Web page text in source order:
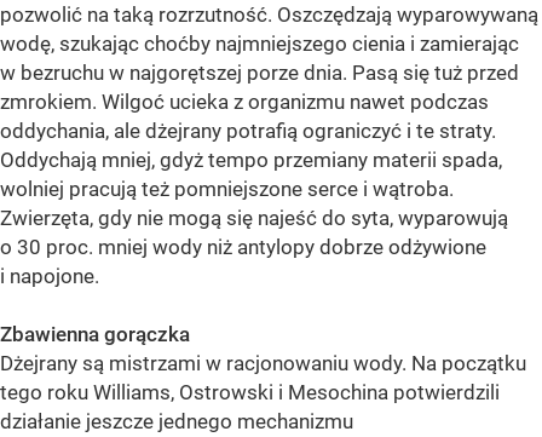
pozwolić na taką rozrzutność. Oszczędzają wyparowywaną
wodę, szukając choćby najmniejszego cienia i zamierając
w bezruchu w najgorętszej porze dnia. Pasą się tuż przed
zmrokiem. Wilgoć ucieka z organizmu nawet podczas
oddychania, ale dżejrany potrafią ograniczyć i te straty.
Oddychają mniej, gdyż tempo przemiany materii spada,
wolniej pracują też pomniejszone serce i wątroba.
Zwierzęta, gdy nie mogą się najeść do syta, wyparowują
o 30 proc. mniej wody niż antylopy dobrze odżywione
i napojone.
Zbawienna gorączka
Dżejrany są mistrzami w racjonowaniu wody. Na początku
tego roku Williams, Ostrowski i Mesochina potwierdzili
działanie jeszcze jednego mechanizmu